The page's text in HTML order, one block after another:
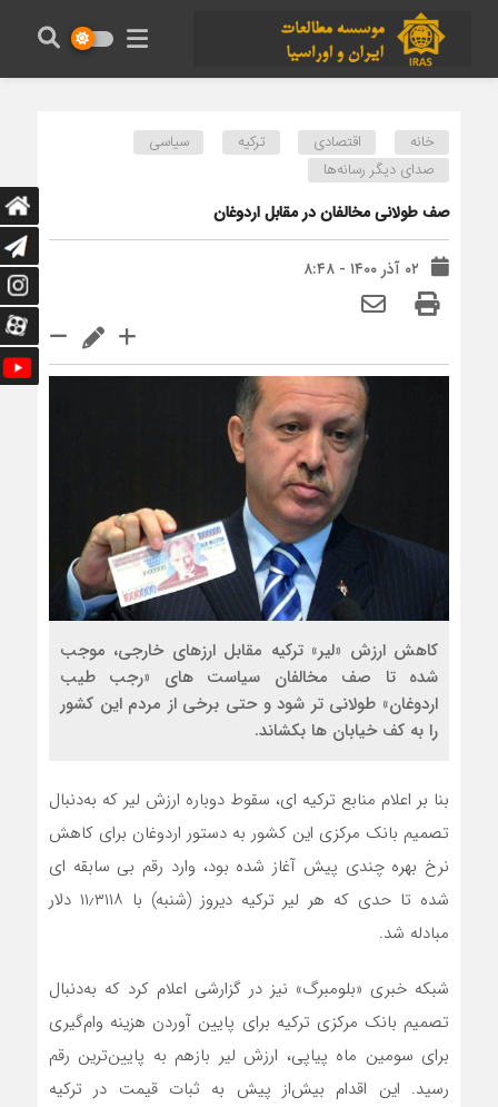
خانه اقتصادی ترکیه
سیاسی
صدای دیگر رسانه‌ها
صف طولانی مخالفان در مقابل اردوغان
۰۲ آذر ۱۴۰۰ - ۸:۴۸
کاهش ارزش «لیر» ترکیه مقابل ارزهای خارجی، موجب
شده تا صف مخالفان سیاست های «رجب طیب
اردوغان» طولانی تر شود و حتی برخی از مردم این کشور
را به کف خیابان ها بکشاند.
بنا بر اعلام منابع ترکیه ای، سقوط دوباره ارزش لیر که به‌دنبال
تصمیم بانک مرکزی این کشور به دستور اردوغان برای کاهش
نرخ بهره چندی پیش آغاز شده بود، وارد رقم بی سابقه ای
شده تا حدی که هر لیر ترکیه دیروز (شنبه) با ۱۱٫۳۱۱۸ دلار
مبادله شد.
شبکه خبری «بلومبرگ» نیز در گزارشی اعلام کرد که به‌دنبال
تصمیم بانک مرکزی ترکیه برای پایین آوردن هزینه وام‌گیری
برای سومین ماه پیاپی، ارزش لیر بازهم به پایین‌ترین رقم
رسید. این اقدام بیش‌از پیش به ثبات قیمت در ترکیه